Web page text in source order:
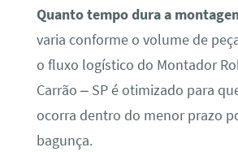
Quanto tempo dura a
varia conforme o volume de
o fluxo logístico do Montador
Carrão – SP é otimizado para
ocorra dentro do menor prazo
bagunça.